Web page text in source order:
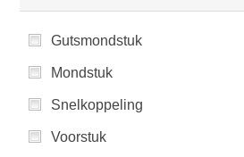
Gutsmondstuk
Mondstuk
Snelkoppeling
Voorstuk